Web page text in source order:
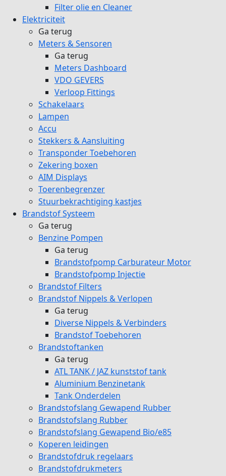
Filter olie en Cleaner
Elektriciteit
Ga terug
Meters & Sensoren
Ga terug
Meters Dashboard
VDO GEVERS
Verloop Fittings
Schakelaars
Lampen
Accu
Stekkers & Aansluiting
Transponder Toebehoren
Zekering boxen
AIM Displays
Toerenbegrenzer
Stuurbekrachtiging kastjes
Brandstof Systeem
Ga terug
Benzine Pompen
Ga terug
Brandstofpomp Carburateur Motor
Brandstofpomp Injectie
Brandstof Filters
Brandstof Nippels & Verlopen
Ga terug
Diverse Nippels & Verbinders
Brandstof Toebehoren
Brandstoftanken
Ga terug
ATL TANK / JAZ kunststof tank
Aluminium Benzinetank
Tank Onderdelen
Brandstofslang Gewapend Rubber
Brandstofslang Rubber
Brandstofslang Gewapend Bio/e85
Koperen leidingen
Brandstofdruk regelaars
Brandstofdrukmeters